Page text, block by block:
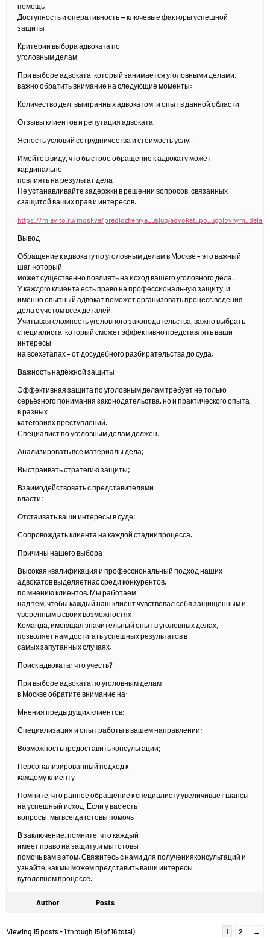
помощь.
Доступность и оперативность — ключевые факторы успешной
защиты.
Критерии выбора адвоката по
уголовным делам
При выборе адвоката, который занимается уголовными делами,
важно обратить внимание на следующие моменты:
Количество дел, выигранных адвокатом, и опыт в данной области.
Отзывы клиентов и репутация адвоката.
Ясность условий сотрудничества и стоимость услуг.
Имейте в виду, что быстрое обращение к адвокату может
кардинально
повлиять на результат дела.
Не устанавливайте задержки в решении вопросов, связанных
сзащитой ваших прав и интересов.
https://m.avito.ru/moskva/predlozheniya_uslug/
Вывод
Обращение к адвокату по уголовным делам в Москве – это важный
шаг, который
может существенно повлиять на исход вашего уголовного дела.
У каждого клиента есть право на профессиональную защиту, и
именно опытный адвокат поможет организовать процесс ведения
дела с учетом всех деталей.
Учитывая сложность уголовного законодательства, важно выбрать
специалиста, который сможет эффективно представлять ваши
интересы
на всехэтапах – от досудебного разбирательства до суда.
Важность надёжной защиты
Эффективная защита по уголовным делам требует не только
серьёзного понимания законодательства, но и практического опыта
в разных
категориях преступлений.
Специалист по уголовным делам должен:
Анализировать все материалы дела;
Выстраивать стратегию защиты;
Взаимодействовать с представителями
власти;
Отстаивать ваши интересы в суде;
Сопровождать клиента на каждой стадиипроцесса.
Причины нашего выбора
Высокая квалификация и профессиональный подход наших
адвокатов выделяетнас среди конкурентов,
по мнению клиентов. Мы работаем
над тем, чтобы каждый наш клиент чувствовал себя защищённым и
уверенным в своих возможностях.
Команда, имеющая значительный опыт в уголовных делах,
позволяет нам достигать успешных результатов в
самых запутанных случаях.
Поиск адвоката: что учесть?
При выборе адвоката по уголовным делам
в Москве обратите внимание на:
Мнения предыдущих клиентов;
Специализация и опыт работы в вашем направлении;
Возможностьпредоставить консультации;
Персонализированный подход к
каждому клиенту.
Помните, что раннее обращение к специалисту увеличивает шансы
на успешный исход. Если у вас есть
вопросы, мы всегда готовы помочь.
В заключение, помните, что каждый
имеет право на защиту,и мы готовы
помочь вам в этом. Свяжитесь с нами для полученияконсультаций и
узнайте, как мы можем представить ваши интересы
вуголовном процессе.
Author Posts
Viewing 15 posts - 1 through 15 (of 16 total) 1 2 →